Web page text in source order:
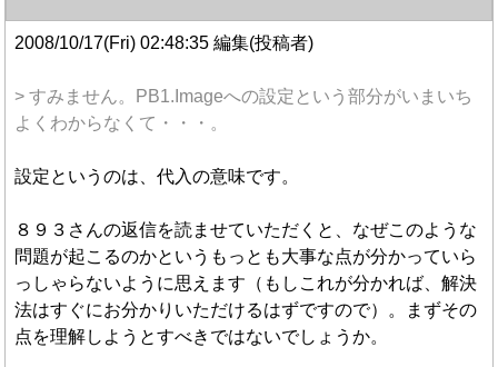
2008/10/17(Fri) 02:48:35 編集(投稿者)
> すみません。PB1.Imageへの設定という部分がいまいち
よくわからなくて・・・。
設定というのは、代入の意味です。
８９３さんの返信を読ませていただくと、なぜこのような
問題が起こるのかというもっとも大事な点が分かっていら
っしゃらないように思えます（もしこれが分かれば、解決
法はすぐにお分かりいただけるはずですので）。まずその
点を理解しようとすべきではないでしょうか。